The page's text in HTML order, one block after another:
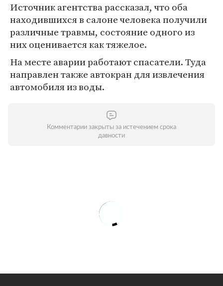
Источник агентства рассказал, что оба
находившихся в салоне человека получили
различные травмы, состояние одного из
них оценивается как тяжелое.
На месте аварии работают спасатели. Туда
направлен также автокран для извлечения
автомобиля из воды.
Комментарии закрыты за истечением срока
давности